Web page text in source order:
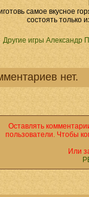
самое вкусное
состоять только
Другие игры Александр
нет.
Оставлять
пользователи. Чтобы
Или